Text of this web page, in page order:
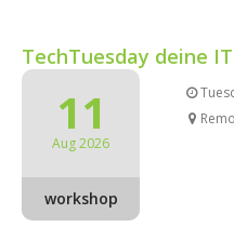
TechTuesday deine
11
Aug 2026
workshop